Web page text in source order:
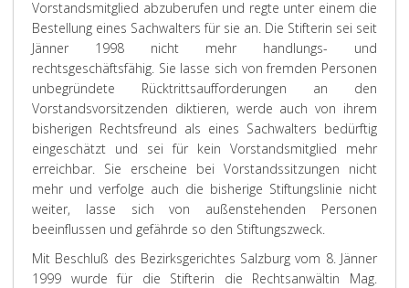
Vorstandsmitglied abzuberufen und regte unter einem die
Bestellung eines Sachwalters für sie an. Die Stifterin sei seit
Jänner 1998 nicht mehr handlungs- und
rechtsgeschäftsfähig. Sie lasse sich von fremden Personen
unbegründete Rücktrittsaufforderungen an den
Vorstandsvorsitzenden diktieren, werde auch von ihrem
bisherigen Rechtsfreund als eines Sachwalters bedürftig
eingeschätzt und sei für kein Vorstandsmitglied mehr
erreichbar. Sie erscheine bei Vorstandssitzungen nicht
mehr und verfolge auch die bisherige Stiftungslinie nicht
weiter, lasse sich von außenstehenden Personen
beeinflussen und gefährde so den Stiftungszweck.
Mit Beschluß des Bezirksgerichtes Salzburg vom 8. Jänner
1999 wurde für die Stifterin die Rechtsanwältin Mag.